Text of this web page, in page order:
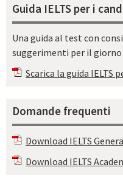
Guida IELTS per i
Una guida al test con
suggerimenti per il
Scarica la guida IELTS
Domande frequenti
Download IELTS
Download IELTS